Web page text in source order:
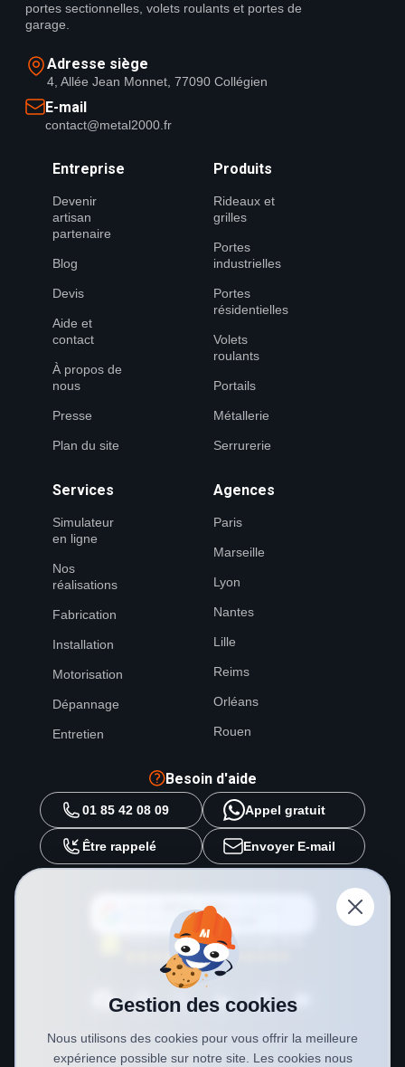
portes sectionnelles, volets roulants et portes de
garage.
Adresse siège
4, Allée Jean Monnet, 77090 Collégien
E-mail
contact@metal2000.fr
Entreprise
Devenir
artisan
partenaire
Blog
Devis
Aide et
contact
À propos de
nous
Presse
Plan du site
Produits
Rideaux et
grilles
Portes
industrielles
Portes
résidentielles
Volets
roulants
Portails
Métallerie
Serrurerie
Services
Simulateur
en ligne
Nos
réalisations
Fabrication
Installation
Motorisation
Dépannage
Entretien
Agences
Paris
Marseille
Lyon
Nantes
Lille
Reims
Orléans
Rouen
Besoin d'aide
01 85 42 08 09 Appel gratuit
Être rappelé Envoyer E-mail
METAL 2000
source préférée surGoogle
Gestion des cookies
Nous utilisons des cookies pour vous offrir la meilleure
expérience possible sur notre site. Les cookies nous